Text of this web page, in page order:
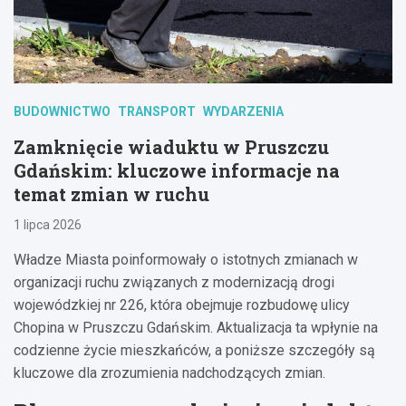
BUDOWNICTWO TRANSPORT WYDARZENIA
Zamknięcie wiaduktu w Pruszczu
Gdańskim: kluczowe informacje na
temat zmian w ruchu
1 lipca 2026
Władze Miasta poinformowały o istotnych zmianach w
organizacji ruchu związanych z modernizacją drogi
wojewódzkiej nr 226, która obejmuje rozbudowę ulicy
Chopina w Pruszczu Gdańskim. Aktualizacja ta wpłynie na
codzienne życie mieszkańców, a poniższe szczegóły są
kluczowe dla zrozumienia nadchodzących zmian.